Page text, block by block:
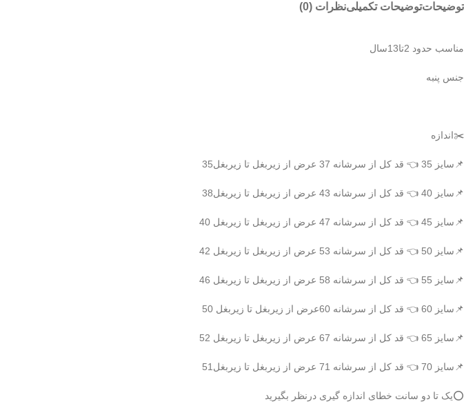
توضیحاتتوضیحات تکمیلینظرات (0)
مناسب حدود 2تا13سال
جنس پنبه
✂️اندازه
📌سایز 35 👈 قد کل از سرشانه 37 عرض از زیربغل تا زیربغل35
📌سایز 40 👈 قد کل از سرشانه 43 عرض از زیربغل تا زیربغل38
📌سایز 45 👈 قد کل از سرشانه 47 عرض از زیربغل تا زیربغل 40
📌سایز 50 👈 قد کل از سرشانه 53 عرض از زیربغل تا زیربغل 42
📌سایز 55 👈 قد کل از سرشانه 58 عرض از زیربغل تا زیربغل 46
📌سایز 60 👈 قد کل از سرشانه 60عرض از زیربغل تا زیربغل 50
📌سایز 65 👈 قد کل از سرشانه 67 عرض از زیربغل تا زیربغل 52
📌سایز 70 👈 قد کل از سرشانه 71 عرض از زیربغل تا زیربغل51
⭕️یک تا دو سانت خطای اندازه گیری درنظر بگیرید